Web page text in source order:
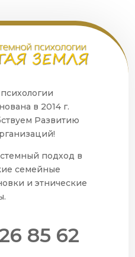
в 2014 г.
Развитию
подход в
семейные
и этнические
85 62